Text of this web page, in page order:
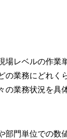
場レベルの作業
の業務にどれく
の業務状況を具
部門単位での数